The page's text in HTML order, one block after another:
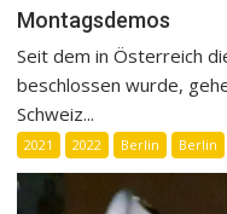
Montagsdemos
Seit dem in Österreich
beschlossen wurde,
Schweiz...
2021 2022 Berlin Berlin